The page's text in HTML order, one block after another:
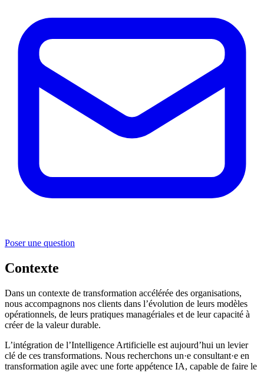
Poser une question
Contexte
Dans un contexte de transformation accélérée des organisations,
nous accompagnons nos clients dans l’évolution de leurs modèles
opérationnels, de leurs pratiques managériales et de leur capacité à
créer de la valeur durable.
L’intégration de l’Intelligence Artificielle est aujourd’hui un levier
clé de ces transformations. Nous recherchons un·e consultant·e en
transformation agile avec une forte appétence IA, capable de faire le